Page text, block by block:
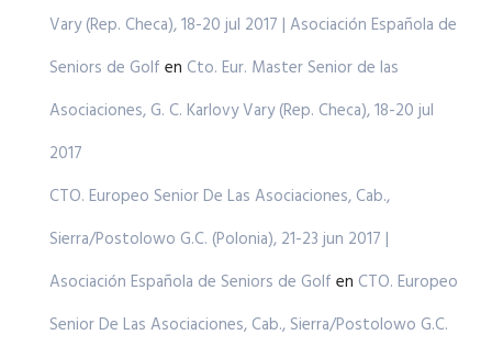
Vary (Rep. Checa), 18-20 jul 2017 | Asociación Española de
Seniors de Golf en Cto. Eur. Master Senior de las
Asociaciones, G. C. Karlovy Vary (Rep. Checa), 18-20 jul
2017
CTO. Europeo Senior De Las Asociaciones, Cab.,
Sierra/Postolowo G.C. (Polonia), 21-23 jun 2017 |
Asociación Española de Seniors de Golf en CTO. Europeo
Senior De Las Asociaciones, Cab., Sierra/Postolowo G.C.